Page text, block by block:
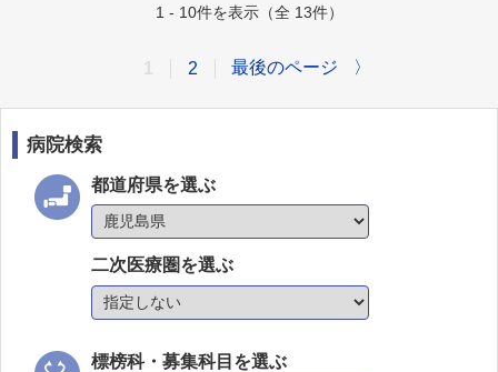
1 - 10件を表示（全 13件）
2 最後のページ 〉
病院検索
都道府県を選ぶ
二次医療圏を選ぶ
標榜科・募集科目を選ぶ